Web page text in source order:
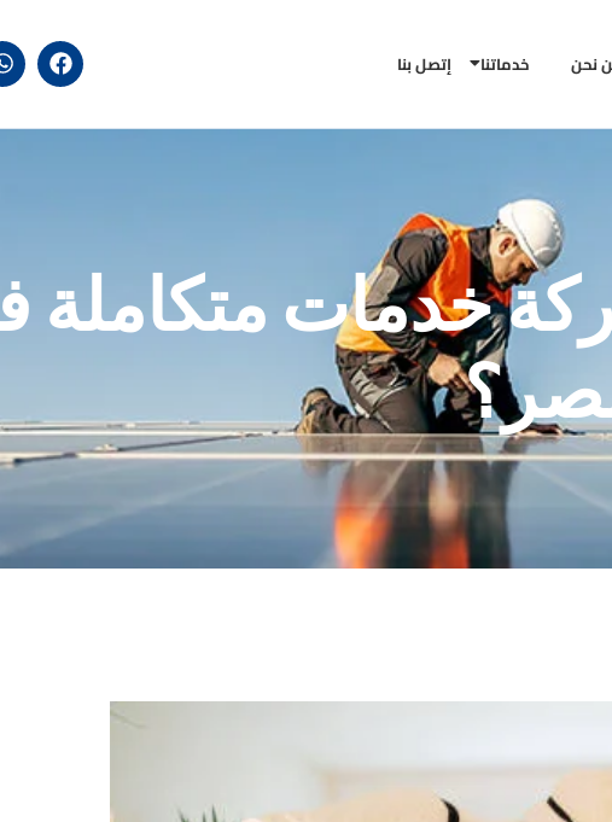
نحن خدماتنا إتصل بنا
خدمات متكاملة